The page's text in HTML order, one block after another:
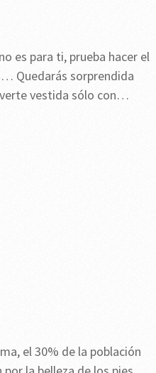
es para ti, prueba hacer el
Quedarás sorprendida
vestida sólo con…
el 30% de la población